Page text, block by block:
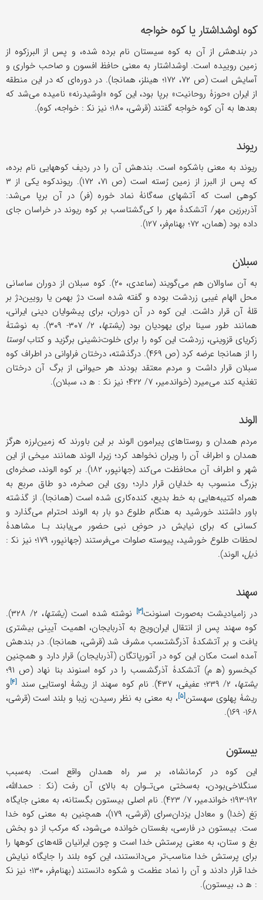
کوه اوشداشتار یا کوه خواجه
دربندهش از آن به کوه سیستان نام برده شده، و پس از البرزکوه از
زمین روییده است. اوشداشتار به معنی حافظ افسون و صاحب خواری و
آسایش است (ص ۷۲، ۱۷۲؛ هینلز، همانجا). در دوره‌ای که در این منطقه
از ایران «حوزۀ روحانیت» برپا بود، این کوه «اوشیدرنه» نامیده می‌شد که
بعدها به آن کوه خواجه گفتند (قرشی، ۱۸۰؛ نیز نک‍ : خواجه، کوه).
ریوند
ریوند به معنی باشکوه است. بندهش آن را در ردیف کوههایی نام برده،
که پس از البرز از زمین رُسته است (ص ۷۱، ۱۷۲). ریوندکوه یکی از ۳
کوهی است که آتشهای سه‌گانۀ نماد خوره (فر) در آن برپا می‌شد:
آذربرزین مهر/ آتشکدۀ مهر را کی‌گشتاسب بر کوه ریوند در خراسان جای
داده بود (همان، ۷۲؛ بهنام‌فر، ۱۲۷).
سبلان
به آن ساوالان هم می‌گویند (ساعدی، ۲۰). کوه سبلان از دوران ساسانی
محل الهام غیبی زردشت بوده و گفته شده است دژ بهمن یا رویین‌دژ بر
قلۀ آن قرار داشت. این کوه در آن دوران، برای پیشوایان دینی ایرانی،
همانند طور سینا برای یهودیان بود (یشتها
، ۲/ ۳۰۷- ۳۰۹). به نوشتۀ
زکریای قزوینی، زردشت این کوه را برای خلوت‌نشینی برگزید و کتاباوستا
را از همانجا عرضه کرد (ص ۴۶۹). درگذشته، درختان فراوانی در اطراف کوه
سبلان قرار داشت و مردم معتقد بودند هر حیوانی از برگ آن درختان
تغذیه کند می‌میرد (خواندمیر، ۷/ ۴۲۲؛ نیز نک‍ : ه‍ د، سبلان).
الوند
مردم همدان و روستاهای پیرامون الوند بر‌ این باورند که زمین‌لرزه هرگز
همدان و اطراف آن را ویران نخواهد کرد؛ زیرا، الوند همانند میخی از این
شهر و اطراف آن محافظت می‌کند (جهانپور، ۱۸۲). بر کوه الوند، صخره‌ای
بزرگ منسوب به خدایان قرار دارد؛ روی این صخره، دو طاق مربع به
همراه کتیبه‌هایی به خط بدیع، کنده‌کاری شده است (همانجا). از گذشته
باور داشتند خورشید به هنگام طلوع دو بار به الوند احترام می‌گذارد و
کسانی که برای نیایش در حوضِ نبی حضور می‌یابند بـا مشاهدۀ
لحظات طلوع خورشید، پیوسته صلوات می‌فرستند (جهانپور، ۱۷۹؛ نیز نک‍ :
ذیل، الوند).
سهند
در زامیادیشت به‌صورت اسنونت[۳] نوشته شده است (یشتها
، ۲/ ۳۲۸).
کوه سهند پس از انتقال ایران‌ویج به آذربایجان، اهمیت آیینی بیشتری
یافت و بر آتشکدۀ آذرگشتسب مشرف شد (قرشی، همانجا). در بندهش
آمده است مکان این کوه در آتورپاتگان (آذربایجان) قرار دارد و همچنین
کیخسرو (ه‍ م) آتشکدۀ آذرگشسب را در کوه اسنوند بنا نهاد (ص ۹۱؛
یشتها، ۲/ ۲۳۹؛ عفیفی، ۴۳۷). نام کوه سهند از ریشۀ اوستایی سند [۴] و
ریشۀ پهلوی سهستن[۵] ، به معنی به نظر رسیدن، زیبا و بلند است (قرشی،
۱۶۸- ۱۶۹).
بیستون
این کوه در کرمانشاه، بر سر راه همدان واقع است. به‌سبب
سنگلاخی‌بودن، به‌سختی می‌تـوان به بالای آن رفت (نک‍ : حمدالله،
۱۹۲-۱۹۳؛ خواندمیر، ۷/ ۴۲۳). نام اصلی بیستون بگستانه، به معنی جایگاه
بَغ (خدا) و معادل یزدان‌سرای (قرشی، ۱۷۹)، همچنین به معنی کوه خدا
ست. بیستون در فارسی، بغستان خوانده می‌شود، که مرکب از دو بخش
بغ و ستان، به معنی پرستش خدا است و چون ایرانیان قله‌های کوهها را
برای پرستش خدا مناسب‌تر می‌دانستند، این کوه بلند را جایگاه نیایش
خدا قرار دادند و آن را نماد عظمت و شکوه دانستند (بهنام‌فر، ۱۳۰؛ نیز نک‍
: ه‍ د، بیستون).